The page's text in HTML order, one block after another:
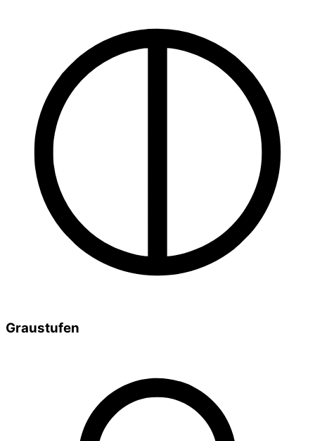
Graustufen